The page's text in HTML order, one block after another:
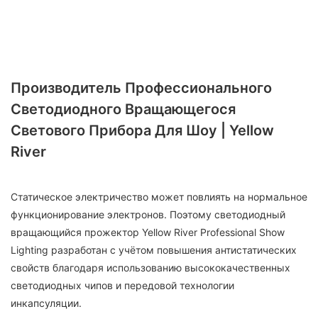
Производитель Профессионального
Светодиодного Вращающегося
Светового Прибора Для Шоу | Yellow
River
Статическое электричество может повлиять на нормальное
функционирование электронов. Поэтому светодиодный
вращающийся прожектор Yellow River Professional Show
Lighting разработан с учётом повышения антистатических
свойств благодаря использованию высококачественных
светодиодных чипов и передовой технологии
инкапсуляции.